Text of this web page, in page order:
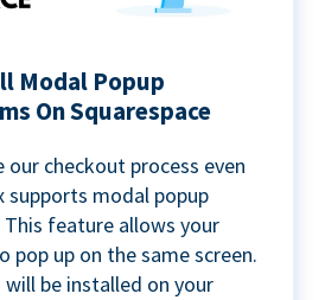
Modal Popup
On Squarespace
checkout process even
supports modal popup
feature allows your
up on the same screen.
be installed on your